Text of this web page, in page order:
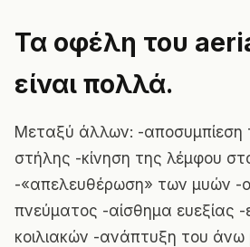
Τα οφέλη του
είναι πολλά.
Μεταξύ άλλων: -αποσυμπίεση
στήλης -κίνηση της λέμφου
-«απελευθέρωση» των μυών -
πνεύματος -αίσθημα ευεξίας
κοιλιακών -ανάπτυξη του άνω